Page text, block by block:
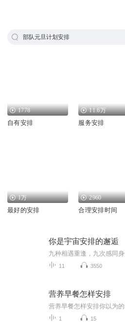
部队元旦计划安排
1778
自有安排
11.6万
服务安排
1万
最好的安排
2960
合理安排时间
你是宇宙安排的邂逅
11 3550
营养早餐怎样安排
1 15